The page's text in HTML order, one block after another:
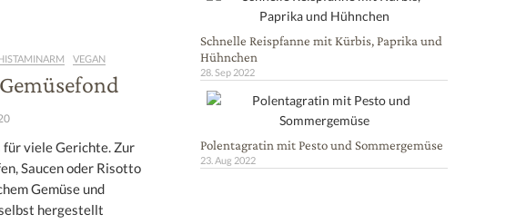
HISTAMINARM VEGAN
für viele Gerichte. Zur
Saucen oder Risotto
Gemüse und
hergestellt
Schnelle Reispfanne mit Kürbis, Paprika und
Hühnchen
28. Sep 2022
Polentagratin mit Pesto und Sommergemüse
23. Aug 2022